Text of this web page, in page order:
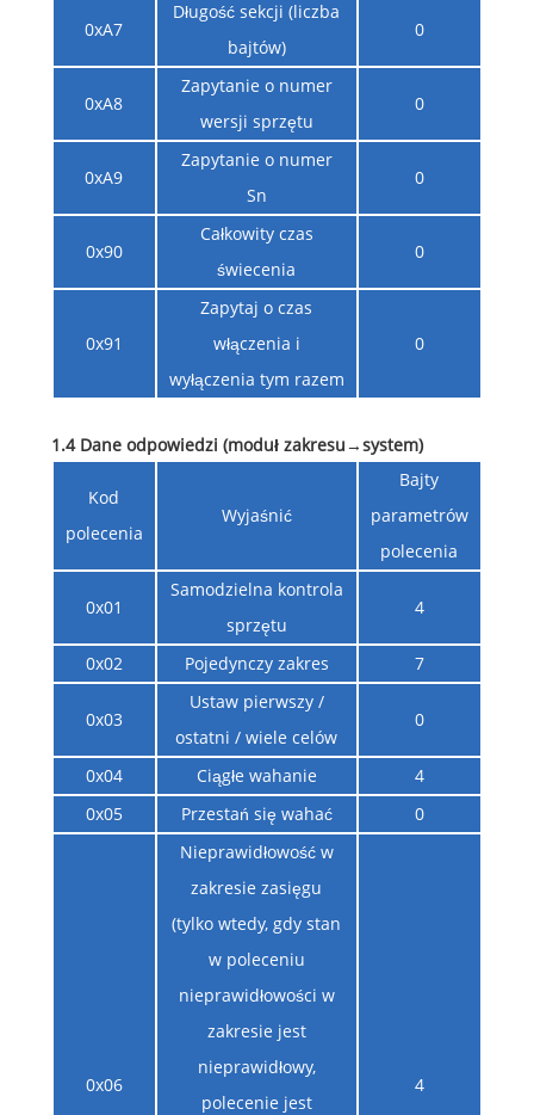
0xA7
Długość sekcji (liczba
bajtów)
0
0xA8
Zapytanie o numer
wersji sprzętu
0
0xA9
Zapytanie o numer
Sn
0
0x90
Całkowity czas
świecenia
0
0x91
Zapytaj o czas
włączenia i
wyłączenia tym razem
0
1.4 Dane odpowiedzi (moduł zakresu→system)
Kod
polecenia
Wyjaśnić
Bajty
parametrów
polecenia
0x01
Samodzielna kontrola
sprzętu
4
0x02 Pojedynczy zakres 7
0x03
Ustaw pierwszy /
ostatni / wiele celów
0
0x04 Ciągłe wahanie
4
0x05
Przestań się wahać 0
0x06
Nieprawidłowość w
zakresie zasięgu
(tylko wtedy, gdy stan
w poleceniu
nieprawidłowości w
zakresie jest
nieprawidłowy,
polecenie jest
4